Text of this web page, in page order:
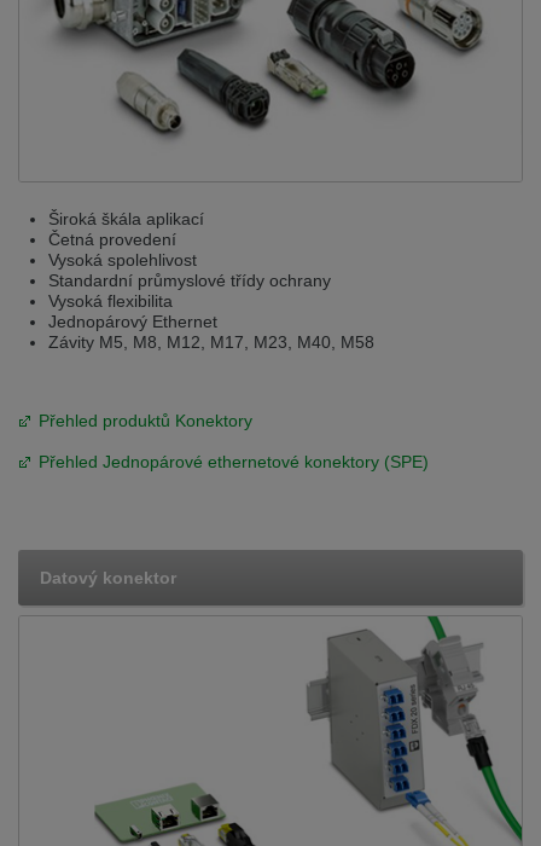
Široká škála aplikací
Četná provedení
Vysoká spolehlivost
Standardní průmyslové třídy ochrany
Vysoká flexibilita
Jednopárový Ethernet
Závity M5, M8, M12, M17, M23, M40, M58
Přehled produktů Konektory
Přehled Jednopárové ethernetové konektory (SPE)
Datový konektor